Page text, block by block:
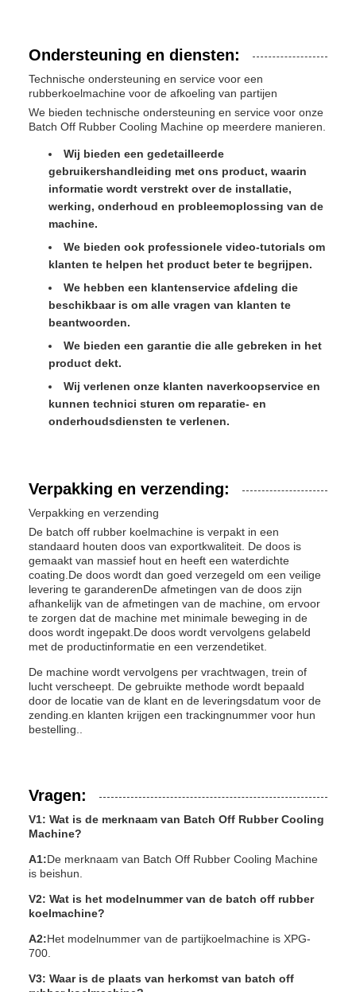
Ondersteuning en diensten:
Technische ondersteuning en service voor een
rubberkoelmachine voor de afkoeling van partijen
We bieden technische ondersteuning en service voor onze
Batch Off Rubber Cooling Machine op meerdere manieren.
Wij bieden een gedetailleerde
gebruikershandleiding met ons product, waarin
informatie wordt verstrekt over de installatie,
werking, onderhoud en probleemoplossing van de
machine.
We bieden ook professionele video-tutorials om
klanten te helpen het product beter te begrijpen.
We hebben een klantenservice afdeling die
beschikbaar is om alle vragen van klanten te
beantwoorden.
We bieden een garantie die alle gebreken in het
product dekt.
Wij verlenen onze klanten naverkoopservice en
kunnen technici sturen om reparatie- en
onderhoudsdiensten te verlenen.
Verpakking en verzending:
Verpakking en verzending
De batch off rubber koelmachine is verpakt in een
standaard houten doos van exportkwaliteit. De doos is
gemaakt van massief hout en heeft een waterdichte
coating.De doos wordt dan goed verzegeld om een veilige
levering te garanderenDe afmetingen van de doos zijn
afhankelijk van de afmetingen van de machine, om ervoor
te zorgen dat de machine met minimale beweging in de
doos wordt ingepakt.De doos wordt vervolgens gelabeld
met de productinformatie en een verzendetiket.
De machine wordt vervolgens per vrachtwagen, trein of
lucht verscheept. De gebruikte methode wordt bepaald
door de locatie van de klant en de leveringsdatum voor de
zending.en klanten krijgen een trackingnummer voor hun
bestelling..
Vragen:
V1: Wat is de merknaam van Batch Off Rubber Cooling
Machine?
A1:De merknaam van Batch Off Rubber Cooling Machine
is beishun.
V2: Wat is het modelnummer van de batch off rubber
koelmachine?
A2:Het modelnummer van de partijkoelmachine is XPG-
700.
V3: Waar is de plaats van herkomst van batch off